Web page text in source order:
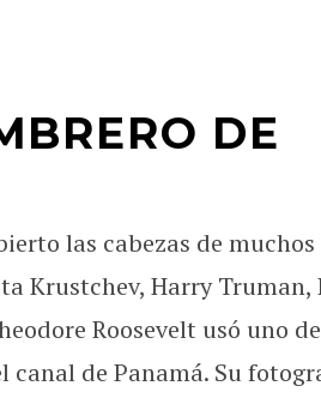
DE
las cabezas de
Krustchev, Harry Truman,
Roosevelt usó uno
de Panamá. Su